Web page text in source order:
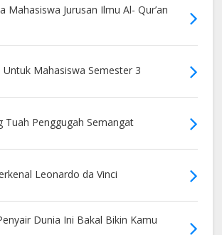
Mahasiswa Jurusan Ilmu Al- Qur’an
Mahasiswa Semester 3
Tuah Penggugah Semangat
Leonardo da Vinci
Dunia Ini Bakal Bikin Kamu